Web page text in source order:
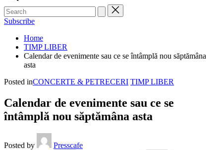
Subscribe
Home
TIMP LIBER
Calendar de evenimente sau ce se întâmplă nou săptămâna
asta
Posted inCONCERTE & PETRECERI TIMP LIBER
Calendar de evenimente sau ce se
întâmplă nou săptămâna asta
Posted by Presscafe